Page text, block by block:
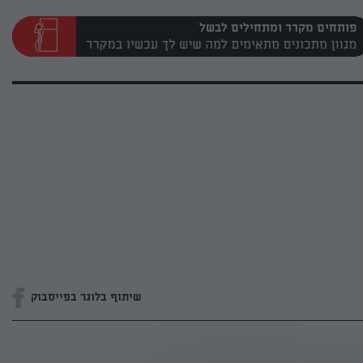
פותחים מקרר ומתחילים לבשל
שיתוף בלוגר בפייסבוק